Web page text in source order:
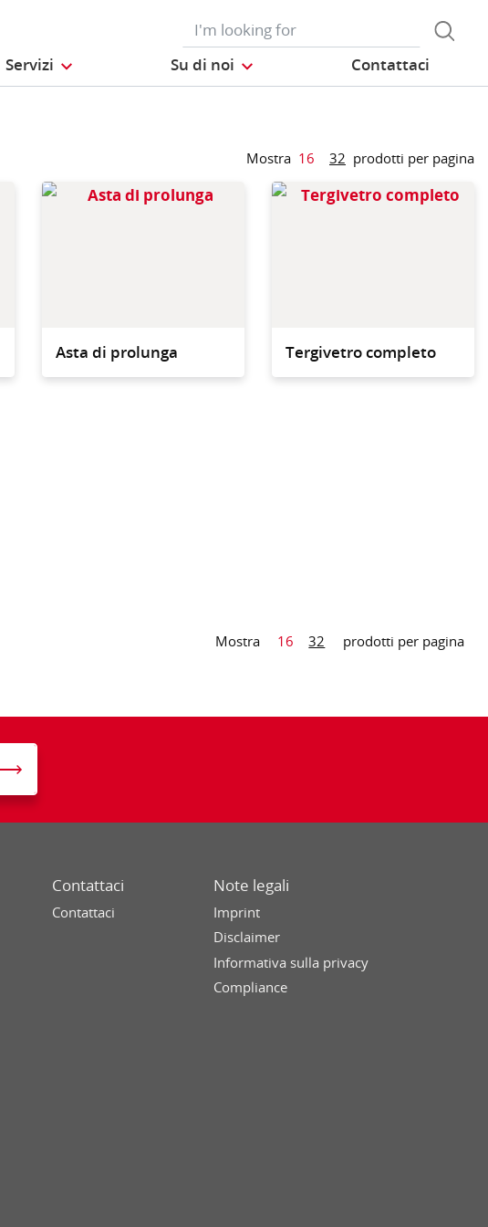
Servizi Su di noi Contattaci
Mostra 16 32 prodotti per pagina
Asta di prolunga Tergivetro completo
Mostra 16 32 prodotti per pagina
Contattaci
Contattaci
Note legali
Imprint
Disclaimer
Informativa sulla privacy
Compliance